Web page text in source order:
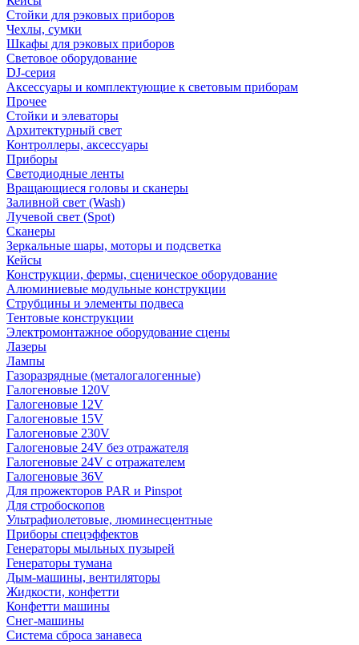
Стойки для рэковых приборов
Чехлы, сумки
Шкафы для рэковых приборов
Световое оборудование
DJ-серия
Аксессуары и комплектующие к световым приборам
Прочее
Стойки и элеваторы
Архитектурный свет
Контроллеры, аксессуары
Приборы
Светодиодные ленты
Вращающиеся головы и сканеры
Заливной свет (Wash)
Лучевой свет (Spot)
Сканеры
Зеркальные шары, моторы и подсветка
Кейсы
Конструкции, фермы, сценическое оборудование
Алюминиевые модульные конструкции
Струбцины и элементы подвеса
Тентовые конструкции
Электромонтажное оборудование сцены
Лазеры
Лампы
Газоразрядные (металогалогенные)
Галогеновые 120V
Галогеновые 12V
Галогеновые 15V
Галогеновые 230V
Галогеновые 24V без отражателя
Галогеновые 24V с отражателем
Галогеновые 36V
Для прожекторов PAR и Pinspot
Для стробоскопов
Ультрафиолетовые, люминесцентные
Приборы спецэффектов
Генераторы мыльных пузырей
Генераторы тумана
Дым-машины, вентиляторы
Жидкости, конфетти
Конфетти машины
Снег-машины
Система сброса занавеса